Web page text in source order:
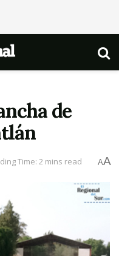
de
Time: 2 mins read AA